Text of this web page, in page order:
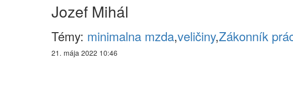
Jozef Mihál
Témy: minimalna mzda,veličiny,Zákonník
21. mája 2022 10:46